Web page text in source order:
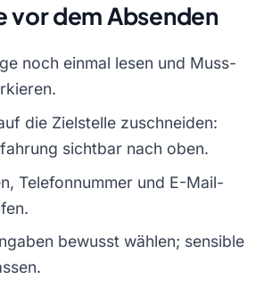
vor dem Absenden
noch einmal lesen und Muss-
die Zielstelle zuschneiden:
sichtbar nach oben.
Telefonnummer und E-Mail-
bewusst wählen; sensible